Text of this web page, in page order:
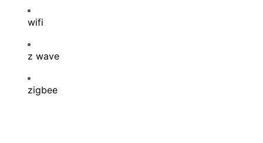
wifi
z wave
zigbee